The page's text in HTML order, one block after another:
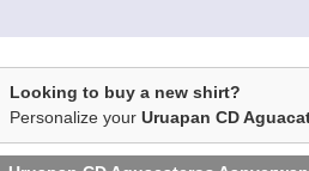
Looking to buy a new shirt?
Personalize your Uruapan CD